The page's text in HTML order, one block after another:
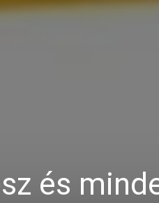
és